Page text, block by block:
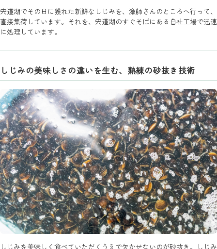
宍道湖でその日に獲れた新鮮なしじみを、漁師さんのところへ行って、
直接集荷しています。それを、宍道湖のすぐそばにある自社工場で迅速
に処理しています。
しじみの美味しさの違いを生む、熟練の砂抜き技術
しじみを美味しく食べていただくうえで欠かせないのが砂抜き。しじみ